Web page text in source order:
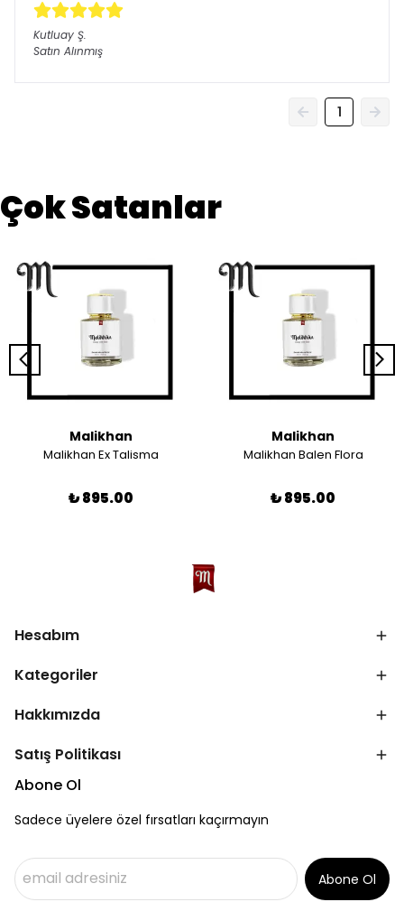
Kutluay Ş.
Satın Alınmış
1
Çok Satanlar
Malikhan
Malikhan Ex Talisma
₺ 895.00
Malikhan
Malikhan Balen Flora
₺ 895.00
Hesabım
Kategoriler
Hakkımızda
Satış Politikası
Abone Ol
Sadece üyelere özel fırsatları kaçırmayın
Abone Ol